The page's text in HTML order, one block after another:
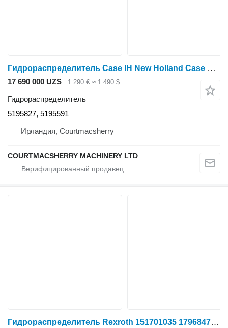
Гидрораспределитель Case IH New Holland Case Mxu, Maxxum, Tsa, T6000 Case Mxu100 Hydraulic V 5195827, 5195591 для трактора колесного Case IH MXU100
17 690 000 UZS 1 290 € ≈ 1 490 $
Гидрораспределитель
5195827, 5195591
Ирландия, Courtmacsherry
COURTMACSHERRY MACHINERY LTD
Гидрораспределитель Rexroth 151701035 17968478 для трактора колесного Case IH Puma CVX 185